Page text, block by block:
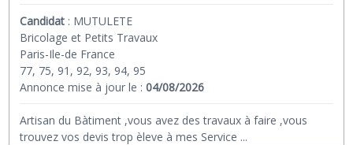
Candidat : MUTULETE
Bricolage et Petits Travaux
Paris-Ile-de France
77, 75, 91, 92, 93, 94, 95
Annonce mise à jour le :04/08/2026
Artisan du Bàtiment ,vous avez des travaux à faire ,vous
trouvez vos devis trop èleve à mes Service ...